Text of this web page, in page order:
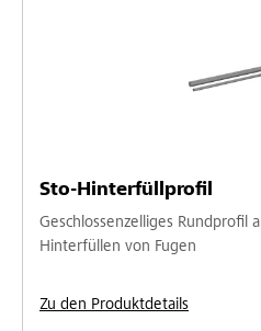
Sto-Hinterfüllprofil
Geschlossenzelliges Rundprofil
Hinterfüllen von Fugen
Zu den Produktdetails